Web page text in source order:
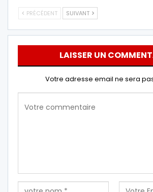
PRÉCÉDENT SUIVANT
LAISSER UN
Votre adresse email ne sera